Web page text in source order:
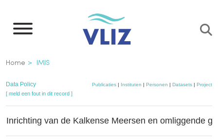
naar
inhoud
gaan
Kruimelpad
Home IMIS
Data Policy Publicaties | Instituten | Personen | Datasets | Projecten
[ meld een fout in dit record ]
Inrichting van de Kalkense Meersen en omliggende